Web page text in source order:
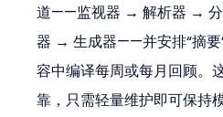
道——监视器 → 解析器 →
器 → 生成器——并安排“摘要
容中编译每周或每月回顾。
靠，只需轻量维护即可保持